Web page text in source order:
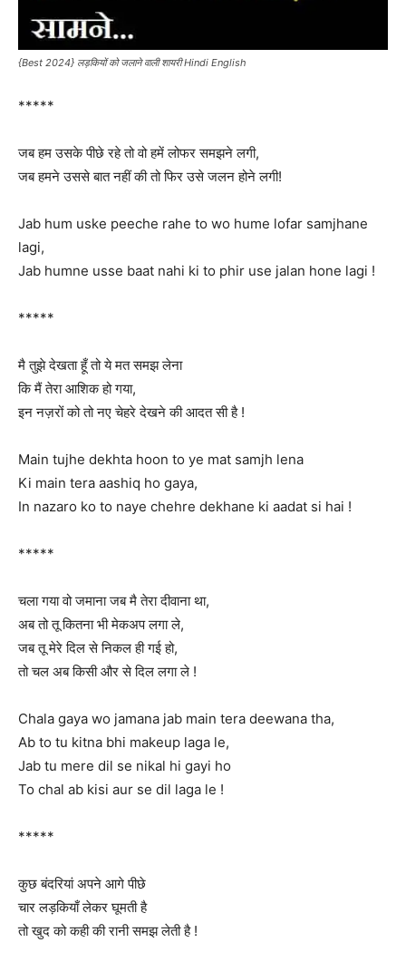
{Best 2024} लड़कियों को जलाने वाली शायरी Hindi English
*****
जब हम उसके पीछे रहे तो वो हमें लोफर समझने लगी,
जब हमने उससे बात नहीं की तो फिर उसे जलन होने लगी!
Jab hum uske peeche rahe to wo hume lofar samjhane
lagi,
Jab humne usse baat nahi ki to phir use jalan hone lagi !
*****
मै तुझे देखता हूँ तो ये मत समझ लेना
कि मैं तेरा आशिक हो गया,
इन नज़रों को तो नए चेहरे देखने की आदत सी है !
Main tujhe dekhta hoon to ye mat samjh lena
Ki main tera aashiq ho gaya,
In nazaro ko to naye chehre dekhane ki aadat si hai !
*****
चला गया वो जमाना जब मै तेरा दीवाना था,
अब तो तू कितना भी मेकअप लगा ले,
जब तू मेरे दिल से निकल ही गई हो,
तो चल अब किसी और से दिल लगा ले !
Chala gaya wo jamana jab main tera deewana tha,
Ab to tu kitna bhi makeup laga le,
Jab tu mere dil se nikal hi gayi ho
To chal ab kisi aur se dil laga le !
*****
कुछ बंदरियां अपने आगे पीछे
चार लड़कियाँ लेकर घूमती है
तो खुद को कही की रानी समझ लेती है !